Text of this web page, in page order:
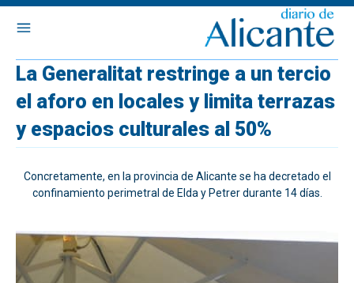
La Generalitat restringe a un tercio
el aforo en locales y limita terrazas
y espacios culturales al 50%
Concretamente, en la provincia de Alicante se ha decretado el
confinamiento perimetral de Elda y Petrer durante 14 días.